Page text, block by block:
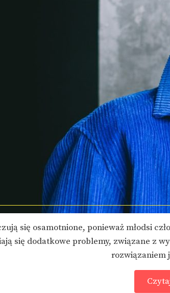
się osamotnione, ponieważ młodsi
się dodatkowe problemy, związane z
rozwiązaniem